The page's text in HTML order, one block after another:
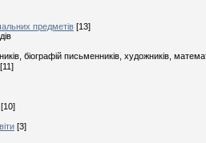
предметів [13]
біографій письменників, художників,
[11]
[10]
[3]